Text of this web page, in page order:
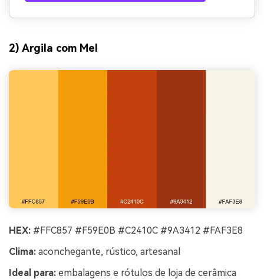
2) Argila com Mel
HEX: #FFC857 #F59E0B #C2410C #9A3412 #FAF3E8
Clima: aconchegante, rústico, artesanal
Ideal para: embalagens e rótulos de loja de cerâmica